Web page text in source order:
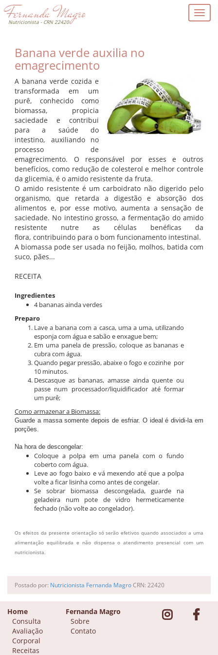
Nutricionista - CRN 22420
Banana verde auxilia no
emagrecimento
A banana verde cozida e
transformada em um
purê, conhecido como
biomassa, propicia
saciedade e contribui
para a saúde do
intestino, auxiliando no
processo de
emagrecimento. O responsável por esses e outros
benefícios, como redução de colesterol e melhor controle
da glicemia, é o amido resistente da fruta.
O amido resistente é um carboidrato não digerido pelo
organismo, que retarda a digestão e absorção dos
alimentos e, por esse motivo, aumenta a sensação de
saciedade. No intestino grosso, a fermentação do amido
resistente nutre as células benéficas da
flora, contribuindo para o bom funcionamento intestinal.
A biomassa pode ser usada no feijão, molhos, batida com
suco, pães...
RECEITA
Ingredientes
4 bananas ainda verdes
Preparo
Lave a banana com a casca, uma a uma, utilizando
esponja com água e sabão e enxague bem;
Em uma panela de pressão, coloque as bananas e
cubra com água.
Quando pegar pressão, abaixe o fogo e cozinhe por
10 minutos.
Descasque as bananas, amasse ainda quente ou
passe num processador/liquidificador até formar
um purê;
Como armazenar a Biomassa:
Guarde a massa somente depois de esfriar. O ideal é dividi-la em
porções.
Na hora de descongelar:
Coloque a polpa em uma panela com o fundo
coberto com água.
Leve ao fogo baixo e vá mexendo até que a polpa
volte a ficar lisinha como antes de congelar.
Se sobrar biomassa descongelada, guarde na
geladeira num pote de vidro hermeticamente
fechado (não volte ao congelador).
Os efeitos da presente orientação só serão efetivos quando associados a uma
alimentação equilibrada e não dispensa o atendimento presencial com um
nutricionista.
Postado por: Nutricionista Fernanda MagroCRN: 22420
Home
Consulta
Avaliação
Corporal
Receitas
Fernanda Magro
Sobre
Contato